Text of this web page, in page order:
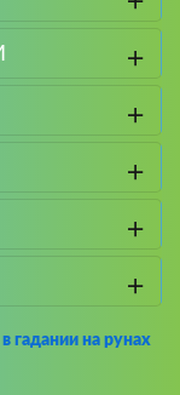
гадании на рунах